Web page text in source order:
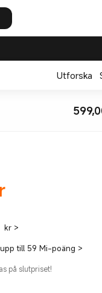
Utforska
kr >
till 59 Mi-poäng >
på slutpriset!